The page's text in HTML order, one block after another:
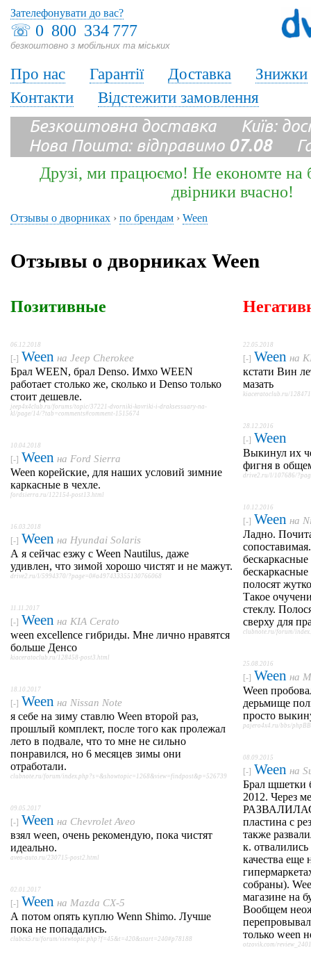
☏ 0 800 334 777
безкоштовно з мобільних та міських
Зателефонувати до вас?
Про нас Гарантії Доставка
Знижки
Контакти
Відстежити замовлення
Безкоштовна доставка Київ:
Нова Пошта: відправимо 07.08
Друзі, ми працюємо! Не економте на
двірники вчасно!
Отзывы о дворниках › по брендам › Ween
Отзывы о дворниках Ween
Позитивные
06.12.2018
[-] Ween на Jeep Cherokee
Брал WEEN, брал Denso. Имхо WEEN
работает столько же, сколько и Denso только
стоит дешевле.
jeep4x4club.ru/forums/topic/37221-dvorniki-kovriki-i-draksessuary-na-
kl/page/14/?tab=comments#comment-1515674
10.04.2018
[-] Ween на Ford Sierra
Ween корейские, для наших условий зимние
каркасные в чехле.
fordsierra.ru/122154-post13.html
16.03.2018
[-] Ween на Hyundai Solaris
А я сейчас езжу с Ween Nautilus, даже
удивлен, что зимой хорошо чистят и не мажут.
drive2.ru/l/5994370/?page=0#a497433355130766068
11.11.2017
[-] Ween на KIA Cerato
ween excellence гибриды. Мне лично нравятся
больше Денсо
kiaceratoclub.ru/128458-post3.html
18.10.2017
[-] Ween на Nissan Note
я себе на зиму ставлю Ween второй раз,
прошлый комплект, после того как пролежал
лето в подвале, что то мне не сильно
понравился, но 6 месяцев зимы они
отработали.
clubnote.ru/forum/index.php?s=&showtopic=1268&view=findpost&p=526739
09.05.2017
[-] Ween на Chevrolet Aveo
взял ween, очень рекомендую, пока чистят
идеально.
aveo-auto.ru/230715-post2.html
02.01.2017
[-] Ween на Mazda CX-5
А потом опять куплю Wenn Shimo. Лучше
пока не попадались.
clubcx5.ru/forum/viewtopic.php?f=45&t=420&start=240#p78188
22.05.2018
[-] Ween на
кстати Вин
мазать
kiaceratoclub.ru/
28.12.2016
[-] Ween
Выкинул их
фигня в
drive2.ru/l/107686/
10.12.2016
[-] Ween на
Ладно.
полосят
Такое
стеклу.
сверху для
clubnote.ru/forum/
25.08.2016
[-] Ween на
Ween
дерьмище
просто
pajero4x4.ru/bbs/
08.09.2015
[-] Ween на
Брал щшетки
2012. Через
пластина с
также
к.
качества еще
собраны).
магазине на
Вообщем
только ween
otzovik.com/